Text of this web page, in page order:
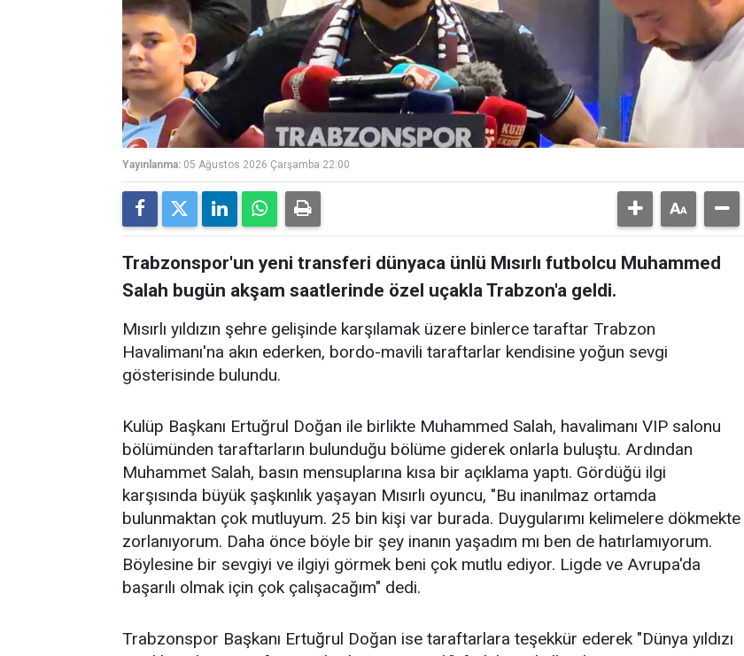
Yayınlanma: 05 Ağustos 2026 Çarşamba 22:00
Trabzonspor'un yeni transferi dünyaca ünlü Mısırlı futbolcu Muhammed
Salah bugün akşam saatlerinde özel uçakla Trabzon'a geldi.
Mısırlı yıldızın şehre gelişinde karşılamak üzere binlerce taraftar Trabzon
Havalimanı'na akın ederken, bordo-mavili taraftarlar kendisine yoğun sevgi
gösterisinde bulundu.
Kulüp Başkanı Ertuğrul Doğan ile birlikte Muhammed Salah, havalimanı VIP salonu
bölümünden taraftarların bulunduğu bölüme giderek onlarla buluştu. Ardından
Muhammet Salah, basın mensuplarına kısa bir açıklama yaptı. Gördüğü ilgi
karşısında büyük şaşkınlık yaşayan Mısırlı oyuncu, "Bu inanılmaz ortamda
bulunmaktan çok mutluyum. 25 bin kişi var burada. Duygularımı kelimelere dökmekte
zorlanıyorum. Daha önce böyle bir şey inanın yaşadım mı ben de hatırlamıyorum.
Böylesine bir sevgiyi ve ilgiyi görmek beni çok mutlu ediyor. Ligde ve Avrupa'da
başarılı olmak için çok çalışacağım" dedi.
Trabzonspor Başkanı Ertuğrul Doğan ise taraftarlara teşekkür ederek "Dünya yıldızı